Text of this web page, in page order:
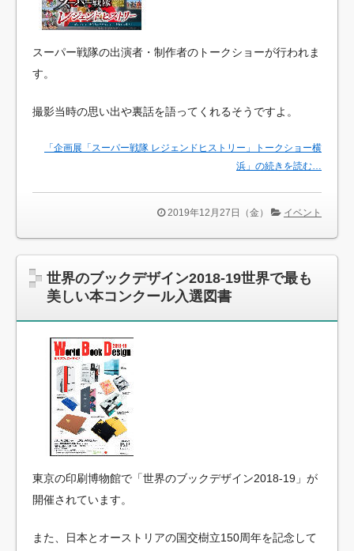
スーパー戦隊の出演者・制作者のトークショーが行われま
す。
撮影当時の思い出や裏話を語ってくれるそうですよ。
「企画展「スーパー戦隊 レジェンドヒストリー」トークショー横
浜」の続きを読む…
2019年12月27日（金） イベント
世界のブックデザイン2018-19世界で最も
美しい本コンクール入選図書
東京の印刷博物館で「世界のブックデザイン2018-19」が
開催されています。
また、日本とオーストリアの国交樹立150周年を記念して